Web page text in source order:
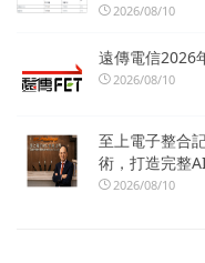
2026/08/10
遠傳電信2026
2026/08/10
至上電子整合
術，打造完整
2026/08/10